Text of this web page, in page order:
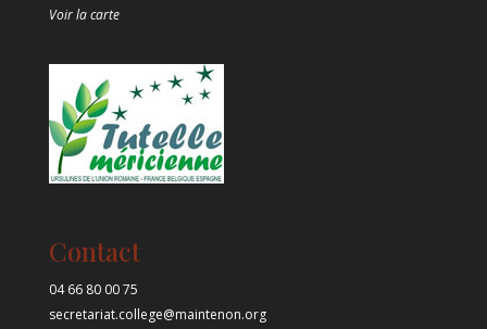
Voir la carte
Contact
04 66 80 00 75
secretariat.college@maintenon.org